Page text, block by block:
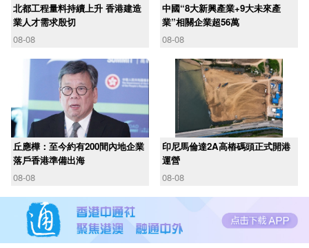
北都工程量料持續上升 香港建造
業人才需求殷切
08-08
中國“8大新興產業+9大未來產
業”相關企業超56萬
08-08
丘應樺：至今約有200間內地企業
落戶香港準備出海
08-08
印尼馬倫達2A高樁碼頭正式開港
運營
08-08